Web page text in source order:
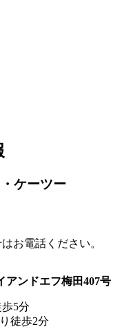
ケーツー
お電話ください。
アンドエフ梅田407号
5分
徒歩2分